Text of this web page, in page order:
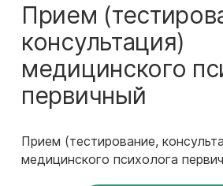
Прием
консультация)
медицинского
первичный
Прием (тестирование,
медицинского психолога